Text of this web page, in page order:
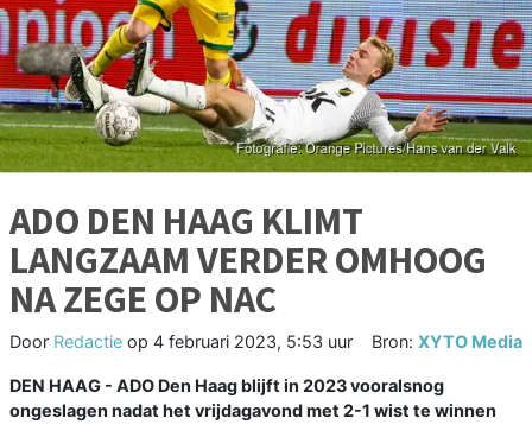
ADO DEN HAAG KLIMT
LANGZAAM VERDER OMHOOG
NA ZEGE OP NAC
Door Redactie op 4 februari 2023, 5:53 uur Bron: XYTO Media
DEN HAAG - ADO Den Haag blijft in 2023 vooralsnog
ongeslagen nadat het vrijdagavond met 2-1 wist te winnen